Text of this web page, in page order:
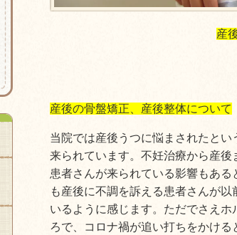
産
産後の骨盤矯正、産後整体について
当院では産後うつに悩まされたとい
来られています。不妊治療から産後
患者さんが来られている影響もあ
も産後に不調を訴える患者さんが以
いるように感じます。ただでさえホ
ろで、コロナ禍が追い打ちをかける